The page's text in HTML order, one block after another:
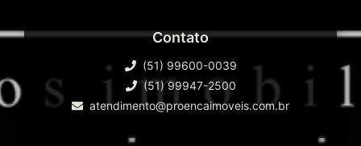
Contato
(51) 99600-0039
(51) 99947-2500
atendimento@proencaimoveis.com.br